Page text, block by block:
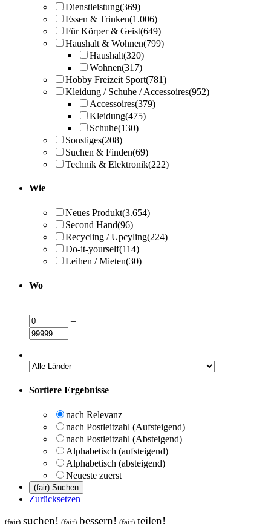
Dienstleistung(369)
Essen & Trinken(1.006)
Für Körper & Geist(649)
Haushalt & Wohnen(799)
Haushalt(320)
Wohnen(317)
Hobby Freizeit Sport(781)
Kleidung / Schuhe / Accessoires(952)
Accessoires(379)
Kleidung(475)
Schuhe(130)
Sonstiges(208)
Suchen & Finden(69)
Technik & Elektronik(222)
Wie
Neues Produkt(3.654)
Second Hand(96)
Recycling / Upcyling(224)
Do-it-yourself(114)
Leihen / Mieten(30)
Wo
–
Sortiere Ergebnisse
nach Relevanz
nach Postleitzahl (Aufsteigend)
nach Postleitzahl (Absteigend)
Alphabetisch (aufsteigend)
Alphabetisch (absteigend)
Neueste zuerst
Zurücksetzen
(fair) suchen! (fair) bessern! (fair) teilen!